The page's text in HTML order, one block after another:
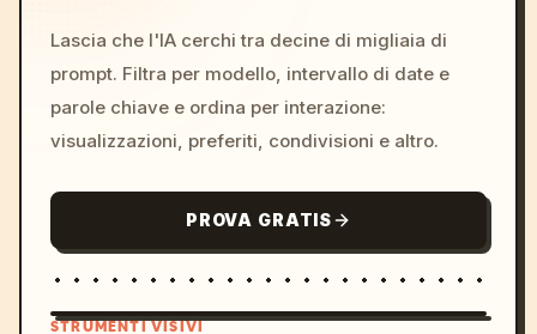
Lascia che l'IA cerchi tra decine di migliaia di
prompt. Filtra per modello, intervallo di date e
parole chiave e ordina per interazione:
visualizzazioni, preferiti, condivisioni e altro.
PROVA GRATIS
STRUMENTI VISIVI